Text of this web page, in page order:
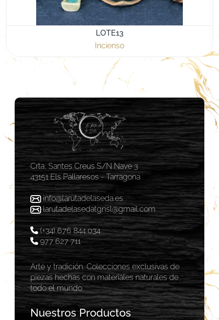
LOTE13
Incienso
Crta, Santes Creus S/N Nave 3
43151 Els Pallaresos - Tarragona
info@larutadelaseda.es
larutadelasedatgnsl@gmail.com
(+34) 676 844 034
977 627 711
Arte y tradición. Colecciones exclusivas de
piezas hechas con materiales naturales de
todo el mundo.
Nuestros Productos